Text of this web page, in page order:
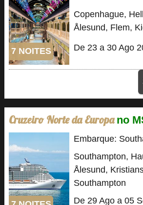
7 NOITES
Copenhague,
Ålesund, Flem,
De 23 a 30 Ago
Cruzeiro Norte da Europa no
Embarque:
Southampton,
Ålesund,
Southampton
De 29 Ago a 05